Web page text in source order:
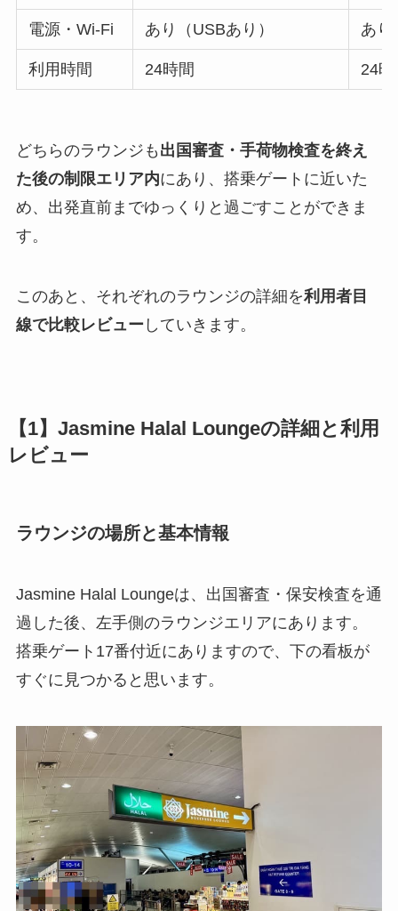
電源・Wi-Fi あり（USBあり） あり
利用時間 24時間 24
どちらのラウンジも 出国審査・手荷物検査を終え
た後の制限エリア内にあり、搭乗ゲートに近いた
め、出発直前までゆっくりと過ごすことができま
す。
このあと、それぞれのラウンジの詳細を利用者目
線で比較レビュー していきます。
【1】Jasmine Halal Loungeの詳細と利用
レビュー
ラウンジの場所と基本情報
Jasmine Halal Loungeは、出国審査・保安検査を通
過した後、左手側のラウンジエリアにあります。
搭乗ゲート17番付近にありますので、下の看板が
すぐに見つかると思います。